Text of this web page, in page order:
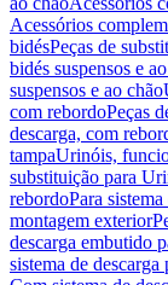
Acessórios
bidésPeças de
bidés suspensos e
suspensos e ao chão
com rebordoPeças
descarga, com
tampaUrinóis,
substituição para
rebordoPara
montagem exterior
descarga embutido
sistema de